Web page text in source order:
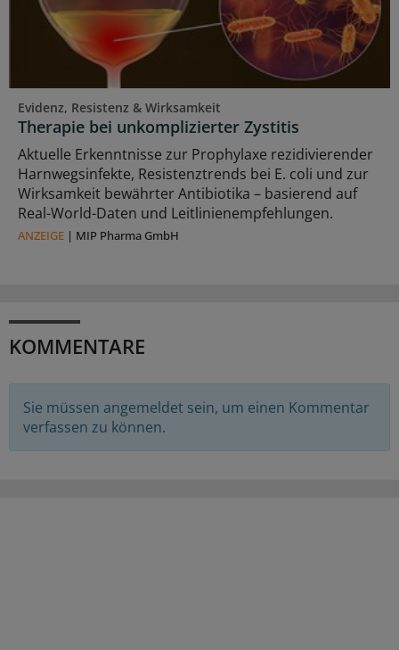
Evidenz, Resistenz & Wirksamkeit
Therapie bei unkomplizierter Zystitis
Aktuelle Erkenntnisse zur Prophylaxe rezidivierender
Harnwegsinfekte, Resistenztrends bei E. coli und zur
Wirksamkeit bewährter Antibiotika – basierend auf
Real-World-Daten und Leitlinienempfehlungen.
ANZEIGE | MIP Pharma GmbH
KOMMENTARE
Sie müssen angemeldet sein, um einen Kommentar
verfassen zu können.